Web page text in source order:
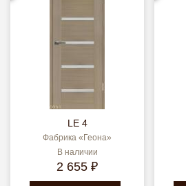
LE 4
Фабрика «Геона»
В наличии
2 655 ₽